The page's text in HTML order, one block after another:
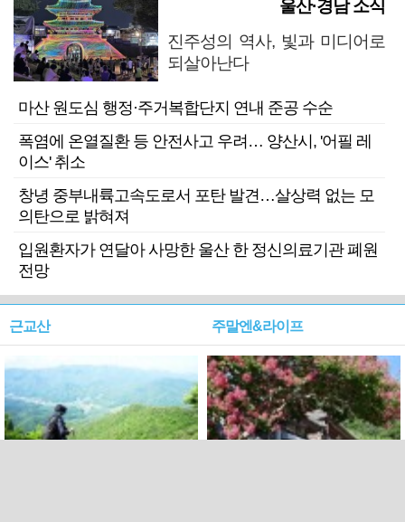
울산·경남 소식
진주성의 역사, 빛과 미디어로
되살아난다
마산 원도심 행정·주거복합단지 연내 준공 수순
폭염에 온열질환 등 안전사고 우려… 양산시, '어필 레
이스' 취소
창녕 중부내륙고속도로서 포탄 발견…살상력 없는 모
의탄으로 밝혀져
입원환자가 연달아 사망한 울산 한 정신의료기관 폐원
전망
근교산 주말엔&라이프